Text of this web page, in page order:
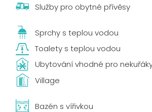
Služby pro obytné přívěsy
Sprchy s teplou vodou
Toalety s teplou vodou
Ubytování vhodné pro
Village
Bazén s vířivkou